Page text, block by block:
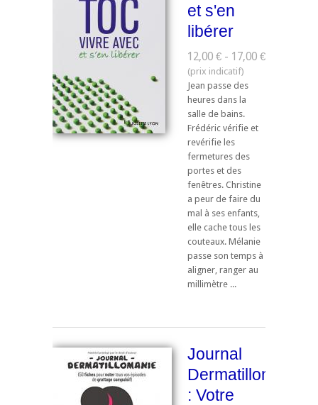
et s'en
libérer
12,00 € - 17,00 €
Jean passe des
heures dans la
salle de bains.
Frédéric vérifie et
revérifie les
fermetures des
portes et des
fenêtres. Christine
a peur de faire du
mal à ses enfants,
elle cache tous les
couteaux. Mélanie
passe son temps à
aligner, ranger au
millimètre ...
Journal
Dermatillomanie
: Votre